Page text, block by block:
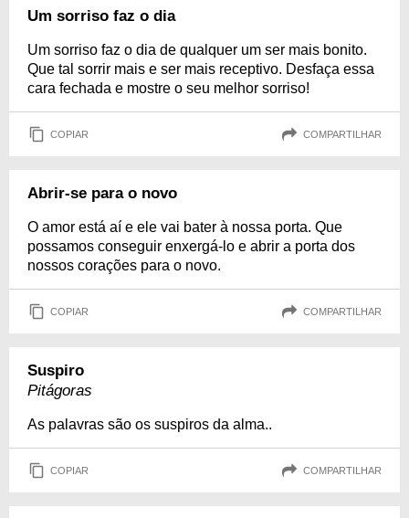
Um sorriso faz o dia
Um sorriso faz o dia de qualquer um ser mais bonito.
Que tal sorrir mais e ser mais receptivo. Desfaça essa
cara fechada e mostre o seu melhor sorriso!
COPIAR COMPARTILHAR
Abrir-se para o novo
O amor está aí e ele vai bater à nossa porta. Que
possamos conseguir enxergá-lo e abrir a porta dos
nossos corações para o novo.
COPIAR COMPARTILHAR
Suspiro
Pitágoras
As palavras são os suspiros da alma..
COPIAR COMPARTILHAR